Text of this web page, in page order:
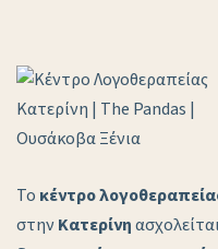
Το κέντρο
στηνΚατερίνη